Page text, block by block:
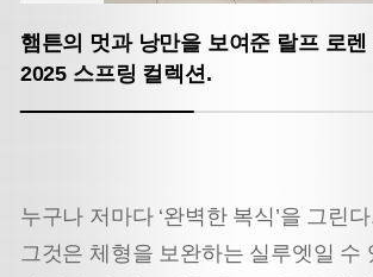
햄튼의 멋과 낭만을 보여준 랄프 로렌
2025 스프링 컬렉션.
누구나 저마다 ‘완벽한 복식’을 그린
그것은 체형을 보완하는 실루엣일 수